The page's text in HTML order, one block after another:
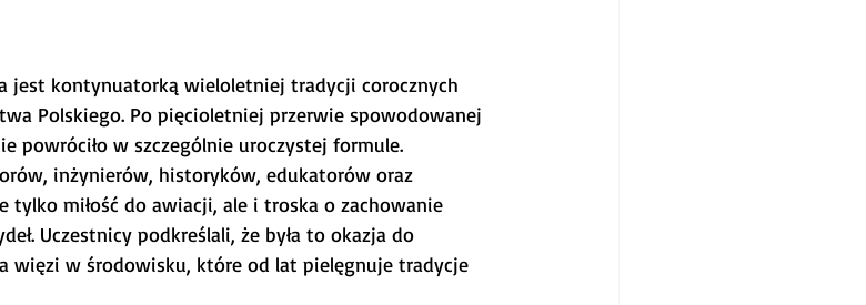
jest kontynuatorką wieloletniej tradycji corocznych
Polskiego. Po pięcioletniej przerwie spowodowanej
powróciło w szczególnie uroczystej formule.
inżynierów, historyków, edukatorów oraz
tylko miłość do awiacji, ale i troska o zachowanie
Uczestnicy podkreślali, że była to okazja do
więzi w środowisku, które od lat pielęgnuje tradycje